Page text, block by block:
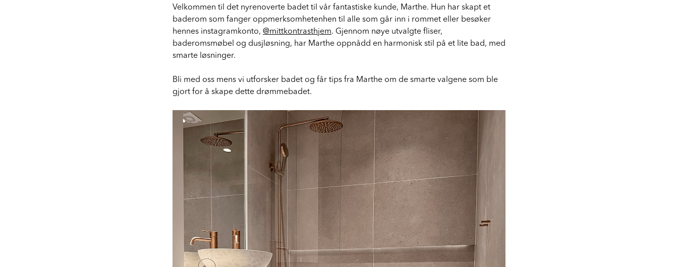
Velkommen til det nyrenoverte badet til vår fantastiske kunde, Marthe. Hun har skapt et
baderom som fanger oppmerksomhetenhen til alle som går inn i rommet eller besøker
hennes instagramkonto, @mittkontrasthjem. Gjennom nøye utvalgte fliser,
baderomsmøbel og dusjløsning, har Marthe oppnådd en harmonisk stil på et lite bad, med
smarte løsninger.
Bli med oss mens vi utforsker badet og får tips fra Marthe om de smarte valgene som ble
gjort for å skape dette drømmebadet.